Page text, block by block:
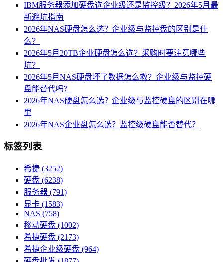
IBM服务器添加硬盘选企业级还是监控级？2026年5月最
新避坑指南
2026年NAS硬盘怎么选？企业级与监控盘的区别是什
么？
2026年5月20TB企业硬盘怎么选？采购时要注意哪些
坑？
2026年5月NAS硬盘坏了数据怎么救？企业级与监控硬
盘能替代吗？
2026年NAS硬盘怎么选？企业级与监控硬盘的区别在哪
里
2026年NAS企业盘怎么选？监控级硬盘能否替代？
标签列表
希捷 (3252)
硬盘 (6238)
服务器 (791)
显卡 (1583)
NAS (758)
移动硬盘 (1002)
希捷硬盘 (2173)
希捷企业级硬盘 (964)